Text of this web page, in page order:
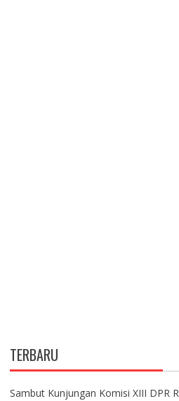
TERBARU
Sambut Kunjungan Komisi XIII DPR